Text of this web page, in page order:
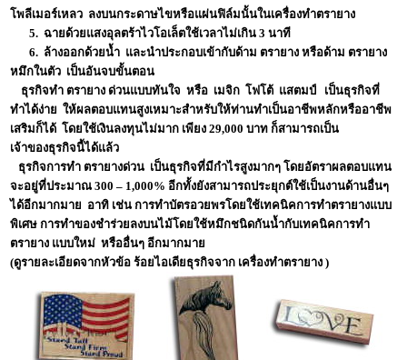
โพลีเมอร์เหลว ลงบนกระดาษไขหรือแผ่นฟิล์มนั้นในเครื่องทำตรายาง
5. ฉายด้วยแสงอุลตร้าไวโอเล็ตใช้เวลาไม่เกิน 3 นาที
6. ล้างออกด้วยน้ำ และนำประกอบเข้ากับด้าม ตรายาง หรือด้าม ตรายาง
หมึกในตัว เป็นอันจบขั้นตอน
ธุรกิจทำ ตรายาง ด่วนแบบทันใจ หรือ เมจิก โฟโต้ แสตมป์ เป็นธุรกิจที่
ทำได้ง่าย ให้ผลตอบแทนสูงเหมาะสำหรับให้ท่านทำเป็นอาชีพหลักหรืออาชีพ
เสริมก็ได้ โดยใช้เงินลงทุนไม่มาก เพียง 29,000 บาท ก็สามารถเป็น
เจ้าของธุรกิจนี้ได้แล้ว
ธุรกิจการทำ ตรายางด่วน เป็นธุรกิจที่มีกำไรสูงมากๆ โดยอัตราผลตอบแทน
จะอยู่ที่ประมาณ 300 – 1,000% อีกทั้งยังสามารถประยุกต์ใช้เป็นงานด้านอื่นๆ
ได้อีกมากมาย อาทิ เช่น การทำบัตรอวยพรโดยใช้เทคนิคการทำตรายางแบบ
พิเศษ การทำของชำร่วยลงบนไม้โดยใช้หมึกชนิดกันน้ำกับเทคนิคการทำ
ตรายาง แบบใหม่ หรืออื่นๆ อีกมากมาย
(ดูรายละเอียดจากหัวข้อ ร้อยไอเดียธุรกิจจาก เครื่องทำตรายาง )